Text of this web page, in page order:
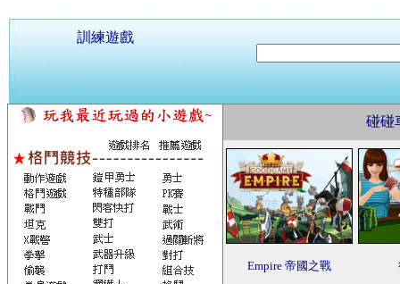
訓練遊戲
碰碰
Empire 帝國之戰